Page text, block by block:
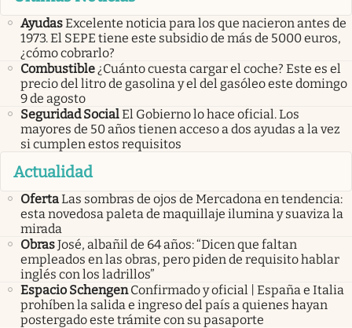
AyudasExcelente noticia para los que nacieron antes de
1973. El SEPE tiene este subsidio de más de 5000 euros,
¿cómo cobrarlo?
Combustible¿Cuánto cuesta cargar el coche? Este es el
precio del litro de gasolina y el del gasóleo este domingo
9 de agosto
Seguridad SocialEl Gobierno lo hace oficial. Los
mayores de 50 años tienen acceso a dos ayudas a la vez
si cumplen estos requisitos
Actualidad
OfertaLas sombras de ojos de Mercadona en tendencia:
esta novedosa paleta de maquillaje ilumina y suaviza la
mirada
ObrasJosé, albañil de 64 años: “Dicen que faltan
empleados en las obras, pero piden de requisito hablar
inglés con los ladrillos”
Espacio Schengen Confirmado y oficial | España e Italia
prohíben la salida e ingreso del país a quienes hayan
postergado este trámite con su pasaporte